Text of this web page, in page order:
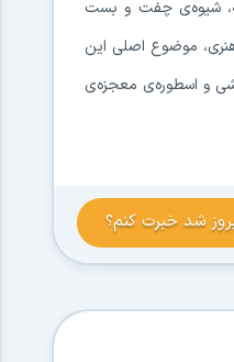
شیوه‌ی چفت و بست
موضوع اصلی این
و اسطوره‌ی معجزه‌ی
شد خبرت کنم؟